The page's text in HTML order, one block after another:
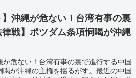
】沖縄が危ない！台湾有事の裏
戦】ポツダム条項恫喝が沖縄
が危ない！台湾有事の裏で進行する中国
が沖縄の主権を揺るがす。最近の中国